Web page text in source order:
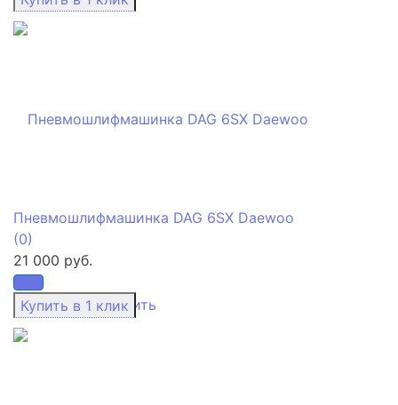
избранное сравнить
Пневмошлифмашинка DAG 6SX Daewoo
(0)
21 000 руб.